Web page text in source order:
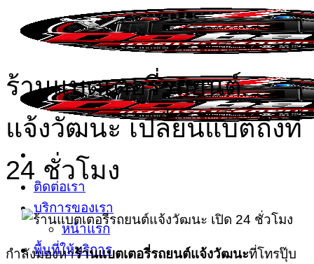
ติดต่อเรา
บริการของเรา
หน้าแรก
พื้นที่ให้บริการ
ร้านแบตเตอรี่รถยนต์
แจ้งวัฒนะ เปลี่ยนแบตถึงที่
24 ชั่วโมง
กำลังมองหาร้านแบตเตอรี่รถยนต์แจ้งวัฒนะที่โทรปุ๊บ